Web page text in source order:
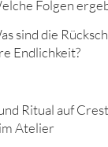
Folgen
sind die
Endlichkeit?
Ritual auf
Atelier